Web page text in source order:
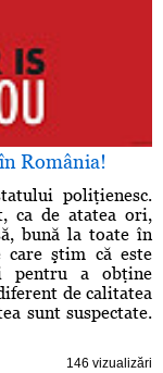
România!
poliţienesc.
ca de atatea ori,
bună la toate în
care ştim că este
pentru a obţine
de calitatea
sunt suspectate.
146 vizualizări